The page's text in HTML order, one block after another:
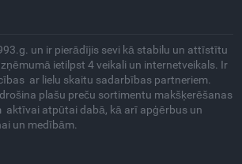
un ir pierādījis sevi kā stabilu un attīstītu
ietilpst 4 veikali un internetveikals. Ir
ar lielu skaitu sadarbības partneriem.
plašu preču sortimentu makšķerēšanas
aktīvai atpūtai dabā, kā arī apģērbus un
un medībām.